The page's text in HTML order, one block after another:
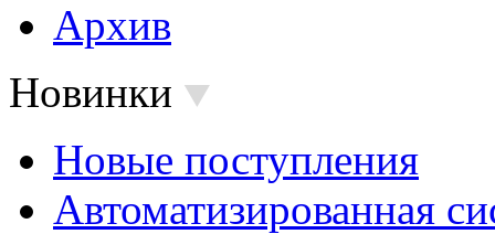
Архив
Новинки
Новые поступления
Автоматизированная